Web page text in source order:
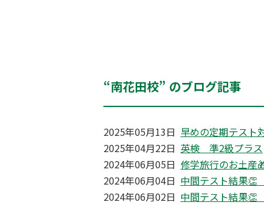
“南花田校” のブログ記事
2025年05月13日 早めの定期テスト
2025年04月22日 英検 準2級プラス
2024年06月05日 修学旅行のお土産
2024年06月04日 中間テスト結果
2024年06月02日 中間テスト結果